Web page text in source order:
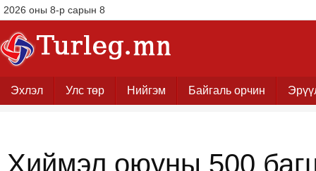
2026 оны 8-р сарын 8
Эхлэл Улс төр Нийгэм Байгаль орчин
Хиймэл оюуны 500